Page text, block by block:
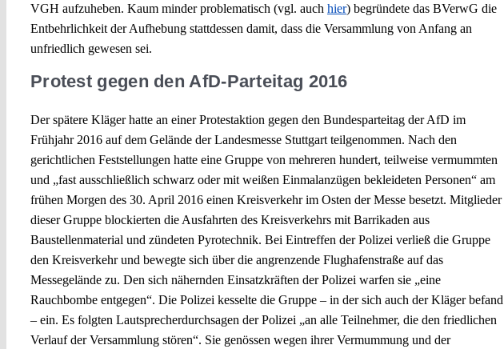
VGH aufzuheben. Kaum minder problematisch (vgl. auch hier) begründete das BVerwG die
Entbehrlichkeit der Aufhebung stattdessen damit, dass die Versammlung von Anfang an
unfriedlich gewesen sei.
Protest gegen den AfD-Parteitag 2016
Der spätere Kläger hatte an einer Protestaktion gegen den Bundesparteitag der AfD im
Frühjahr 2016 auf dem Gelände der Landesmesse Stuttgart teilgenommen. Nach den
gerichtlichen Feststellungen hatte eine Gruppe von mehreren hundert, teilweise vermummten
und „fast ausschließlich schwarz oder mit weißen Einmalanzügen bekleideten Personen“ am
frühen Morgen des 30. April 2016 einen Kreisverkehr im Osten der Messe besetzt. Mitglieder
dieser Gruppe blockierten die Ausfahrten des Kreisverkehrs mit Barrikaden aus
Baustellenmaterial und zündeten Pyrotechnik. Bei Eintreffen der Polizei verließ die Gruppe
den Kreisverkehr und bewegte sich über die angrenzende Flughafenstraße auf das
Messegelände zu. Den sich nähernden Einsatzkräften der Polizei warfen sie „eine
Rauchbombe entgegen“. Die Polizei kesselte die Gruppe – in der sich auch der Kläger befand
– ein. Es folgten Lautsprecherdurchsagen der Polizei „an alle Teilnehmer, die den friedlichen
Verlauf der Versammlung stören“. Sie genössen wegen ihrer Vermummung und der